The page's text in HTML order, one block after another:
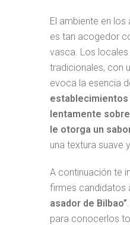
El ambiente en
es tan acogedor
vasca. Los
tradicionales, con
evoca la esencia
lentamente
le otorga un
una textura suave
A continuación te
firmes candidatos
asador de Bilbao”
para conocerlos